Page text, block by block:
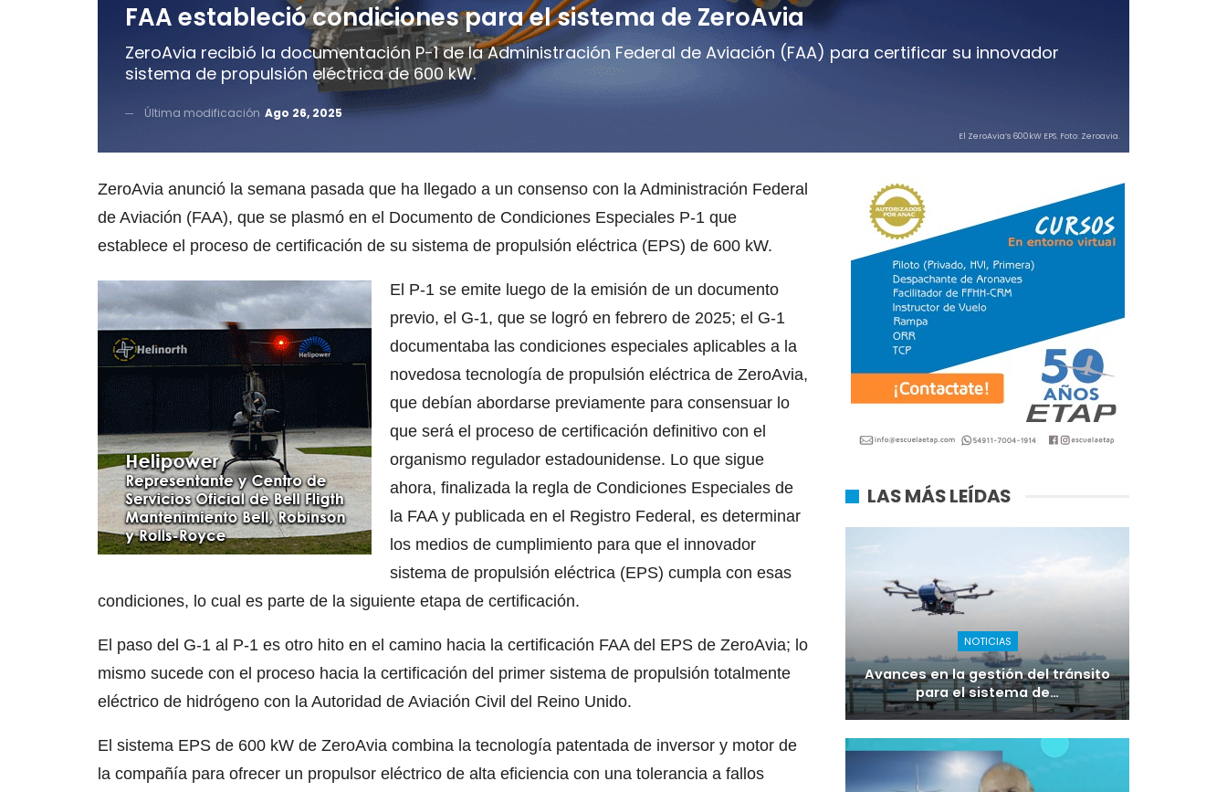
FAA estableció condiciones para el sistema de ZeroAvia
ZeroAvia recibió la documentación P-1 de la Administración Federal de Aviación (FAA) para certificar su innovador
sistema de propulsión eléctrica de 600 kW.
Última modificación Ago 26, 2025
El ZeroAvia’s 600kW EPS. Foto: Zeroavia.
ZeroAvia anunció la semana pasada que ha llegado a un consenso con la Administración Federal
de Aviación (FAA), que se plasmó en el Documento de Condiciones Especiales P-1 que
establece el proceso de certificación de su sistema de propulsión eléctrica (EPS) de 600 kW.
El P-1 se emite luego de la emisión de un documento
previo, el G-1, que se logró en febrero de 2025; el G-1
documentaba las condiciones especiales aplicables a la
novedosa tecnología de propulsión eléctrica de ZeroAvia,
que debían abordarse previamente para consensuar lo
que será el proceso de certificación definitivo con el
organismo regulador estadounidense. Lo que sigue
ahora, finalizada la regla de Condiciones Especiales de
la FAA y publicada en el Registro Federal, es determinar
los medios de cumplimiento para que el innovador
sistema de propulsión eléctrica (EPS) cumpla con esas
condiciones, lo cual es parte de la siguiente etapa de certificación.
El paso del G-1 al P-1 es otro hito en el camino hacia la certificación FAA del EPS de ZeroAvia; lo
mismo sucede con el proceso hacia la certificación del primer sistema de propulsión totalmente
eléctrico de hidrógeno con la Autoridad de Aviación Civil del Reino Unido.
El sistema EPS de 600 kW de ZeroAvia combina la tecnología patentada de inversor y motor de
la compañía para ofrecer un propulsor eléctrico de alta eficiencia con una tolerancia a fallos
LAS MÁS LEÍDAS
NOTICIAS
Avances en la gestión del tránsito
para el sistema de…